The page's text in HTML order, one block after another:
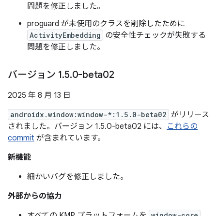
問題を修正しました。
proguard が未使用のクラスを削除したために
ActivityEmbedding の安全性チェックが失敗する
問題を修正しました。
バージョン 1.5.0-beta02
2025 年 8 月 13 日
androidx.window:window-*:1.5.0-beta02 がリリース
されました。バージョン 1.5.0-beta02 には、 これらの
commit が含まれています。
新機能
細かいバグを修正しました。
外部からの協力